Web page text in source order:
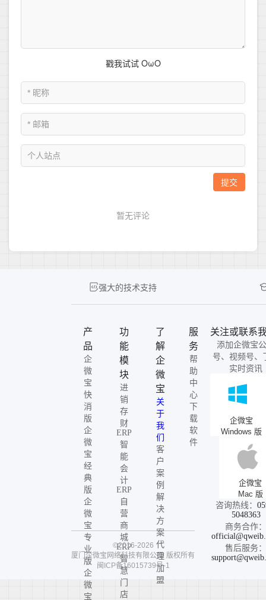
强大的技术支持
产
品
企
微
宝
快
消
版
企
微
宝
经
典
版
企
微
宝
专
业
版
企
微
宝
功
能
模
块
进
销
存
财
ERP
智
能
会
计
ERP
自
营
商
城
ERP
智
慧
门
店
了
解
企
微
宝
关
于
我
们
客
户
案
例
解
决
方
案
代
理
加
盟
服
务
帮
助
中
心
下
载
软
件
关注或联系
添加企微宝
号、视频号、
实时资讯
企微宝
Windows 版
企微宝
Mac 版
咨询热线：
5048363
商务合作：
售后服务：
©2016-2026
厦门企微宝网络科技有限公司 版权所有
闽ICP备16015739号-1